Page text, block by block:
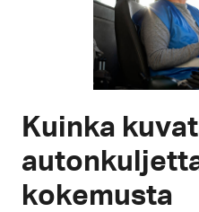
Kuinka
kokemusta